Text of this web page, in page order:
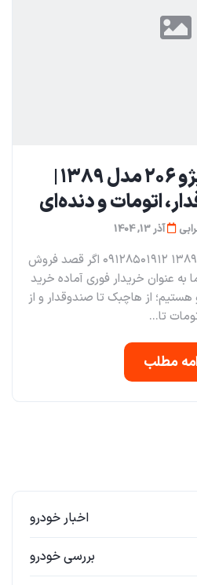
خریدار فوری پژو ۲۰۶ مدل ۱۳۸۹ |
اتومات و دنده‌ای
آذر 13, 1404
خریدار فوری پژو ۲۰۶ مدل ۱۳۸۹ ۰۹۱۲۸۵۰۱۹۱۲ اگر قصد فروش
را دارید، ما به عنوان خریدار فوری آماده خرید
از هاچبک تا صندوقدار و از
تا...
مطلب
اخبار خودرو
بررسی خودرو